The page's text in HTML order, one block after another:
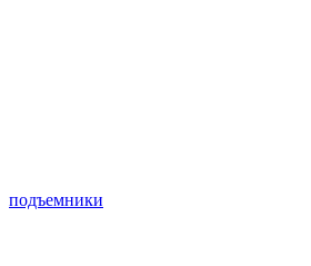
подъемники